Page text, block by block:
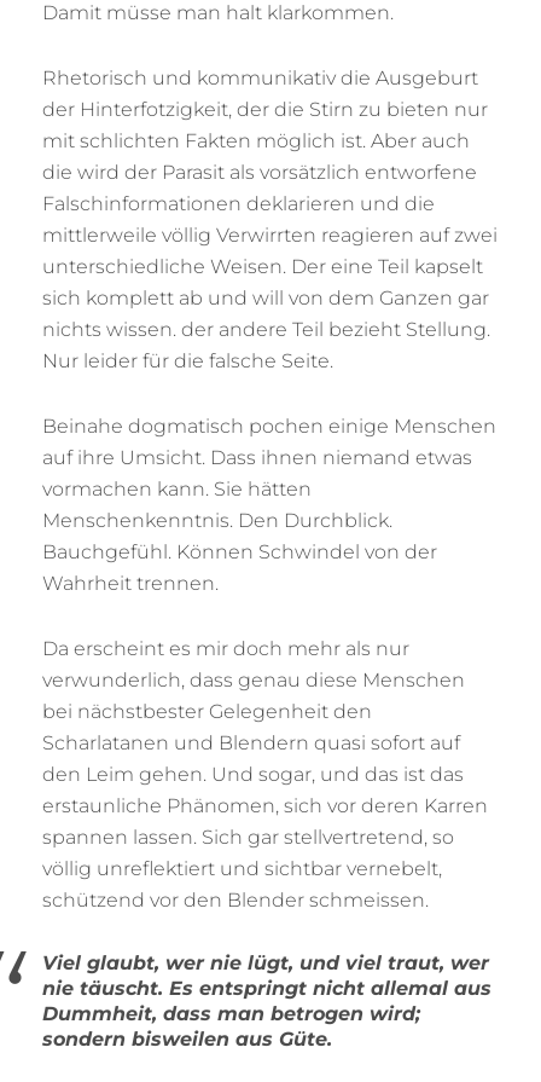
Damit müsse man halt klarkommen.
Rhetorisch und kommunikativ die Ausgeburt
der Hinterfotzigkeit, der die Stirn zu bieten nur
mit schlichten Fakten möglich ist. Aber auch
die wird der Parasit als vorsätzlich entworfene
Falschinformationen deklarieren und die
mittlerweile völlig Verwirrten reagieren auf zwei
unterschiedliche Weisen. Der eine Teil kapselt
sich komplett ab und will von dem Ganzen gar
nichts wissen. der andere Teil bezieht Stellung.
Nur leider für die falsche Seite.
Beinahe dogmatisch pochen einige Menschen
auf ihre Umsicht. Dass ihnen niemand etwas
vormachen kann. Sie hätten
Menschenkenntnis. Den Durchblick.
Bauchgefühl. Können Schwindel von der
Wahrheit trennen.
Da erscheint es mir doch mehr als nur
verwunderlich, dass genau diese Menschen
bei nächstbester Gelegenheit den
Scharlatanen und Blendern quasi sofort auf
den Leim gehen. Und sogar, und das ist das
erstaunliche Phänomen, sich vor deren Karren
spannen lassen. Sich gar stellvertretend, so
völlig unreflektiert und sichtbar vernebelt,
schützend vor den Blender schmeissen.
Viel glaubt, wer nie lügt, und viel traut, wer
nie täuscht. Es entspringt nicht allemal aus
Dummheit, dass man betrogen wird;
sondern bisweilen aus Güte.